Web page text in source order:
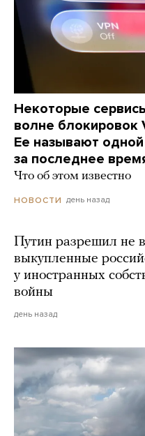
Некоторые
волне блокировок
Ее называют
за последнее
Что об этом известно
НОВОСТИ день назад
Путин разрешил не
выкупленные
у иностранных
войны
день назад